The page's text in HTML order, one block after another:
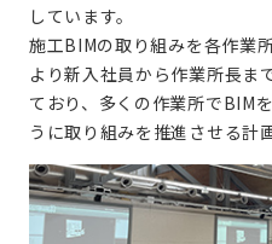
しています。
施工BIMの取り組みを各作業
より新入社員から作業所長ま
ており、多くの作業所でBIM
うに取り組みを推進させる計